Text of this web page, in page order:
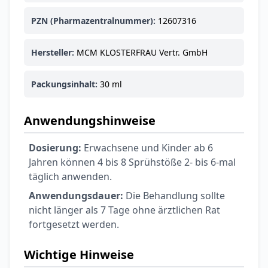
3,79 € 3,95 € -4%
Softa Swabs
Alkoholtupfer,
ARZNEIMITTEL & GESUNDHEIT
Kautabletten
7,69 € 8,09 € -5%
ARZNEIMITTEL & GESUNDHEIT
Hametum
Hämorrhoidensalbe:
& Juckreiz
Nach Marke kaufen
PZN (Pharmazentralnummer): 12607316
Hersteller: MCM KLOSTERFRAU Vertr. GmbH
Packungsinhalt: 30 ml
Anwendungshinweise
Dosierung: Erwachsene und Kinder ab 6
Jahren können 4 bis 8 Sprühstöße 2- bis 6-mal
täglich anwenden.
Anwendungsdauer: Die Behandlung sollte
nicht länger als 7 Tage ohne ärztlichen Rat
fortgesetzt werden.
Wichtige Hinweise